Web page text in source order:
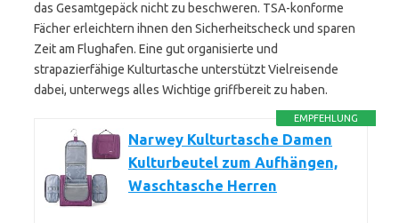
das Gesamtgepäck nicht zu beschweren. TSA-konforme
Fächer erleichtern ihnen den Sicherheitscheck und sparen
Zeit am Flughafen. Eine gut organisierte und
strapazierfähige Kulturtasche unterstützt Vielreisende
dabei, unterwegs alles Wichtige griffbereit zu haben.
EMPFEHLUNG
Narwey Kulturtasche Damen
Kulturbeutel zum Aufhängen,
Waschtasche Herren